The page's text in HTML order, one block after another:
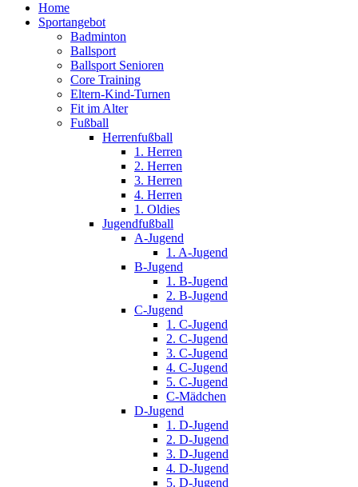
Home
Sportangebot
Badminton
Ballsport
Ballsport Senioren
Core Training
Eltern-Kind-Turnen
Fit im Alter
Fußball
Herrenfußball
1. Herren
2. Herren
3. Herren
4. Herren
1. Oldies
Jugendfußball
A-Jugend
1. A-Jugend
B-Jugend
1. B-Jugend
2. B-Jugend
C-Jugend
1. C-Jugend
2. C-Jugend
3. C-Jugend
4. C-Jugend
5. C-Jugend
C-Mädchen
D-Jugend
1. D-Jugend
2. D-Jugend
3. D-Jugend
4. D-Jugend
5. D-Jugend